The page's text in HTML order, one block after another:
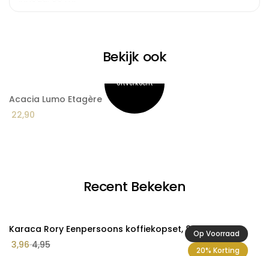
Bekijk ook
Acacia Lumo Etagère
22,90
Recent Bekeken
Op Voorraad
20% Korting
Karaca Rory Eenpersoons koffiekopset, 80 ml
3,964,95